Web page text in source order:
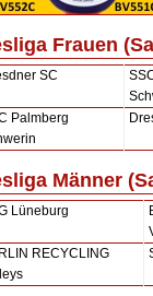
Frauen
SC
Palmberg
Männer
Lüneburg
RECYCLING